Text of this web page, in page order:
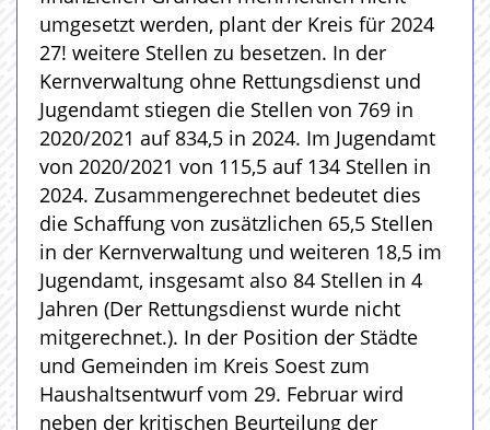
umgesetzt werden, plant der Kreis für 2024
27! weitere Stellen zu besetzen. In der
Kernverwaltung ohne Rettungsdienst und
Jugendamt stiegen die Stellen von 769 in
2020/2021 auf 834,5 in 2024. Im Jugendamt
von 2020/2021 von 115,5 auf 134 Stellen in
2024. Zusammengerechnet bedeutet dies
die Schaffung von zusätzlichen 65,5 Stellen
in der Kernverwaltung und weiteren 18,5 im
Jugendamt, insgesamt also 84 Stellen in 4
Jahren (Der Rettungsdienst wurde nicht
mitgerechnet.). In der Position der Städte
und Gemeinden im Kreis Soest zum
Haushaltsentwurf vom 29. Februar wird
neben der kritischen Beurteilung der